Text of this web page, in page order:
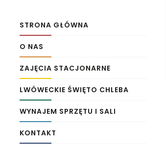
STRONA GŁÓWNA
O NAS
ZAJĘCIA STACJONARNE
LWÓWECKIE ŚWIĘTO CHLEBA
WYNAJEM SPRZĘTU I SALI
KONTAKT